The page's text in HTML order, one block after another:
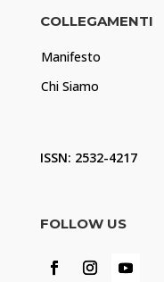
COLLEGAMENTI
Manifesto
Chi Siamo
ISSN: 2532-4217
FOLLOW US